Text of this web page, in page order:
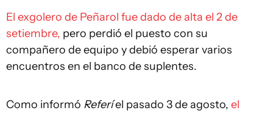
El exgolero de Peñarol fue dado de alta el 2 de
setiembre, pero perdió el puesto con su
compañero de equipo y debió esperar varios
encuentros en el banco de suplentes.
Como informó Referíel pasado 3 de agosto, el